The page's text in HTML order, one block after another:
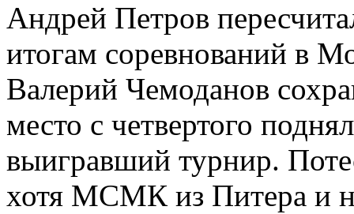
Андрей Петров
итогам соревнований в
Валерий Чемоданов
место с четвертого
выигравший турнир.
хотя МСМК из Питера и